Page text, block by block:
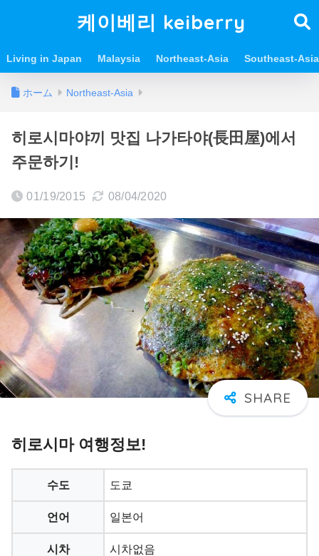
케이베리 keiberry
Living in Japan Malaysia Northeast-Asia Southeast-Asia
ホーム Northeast-Asia
히로시마야끼 맛집 나가타야(長田屋)에서
주문하기!
01/19/2015 08/04/2020
히로시마 여행정보!
수도 도쿄
언어 일본어
시차 시차없음